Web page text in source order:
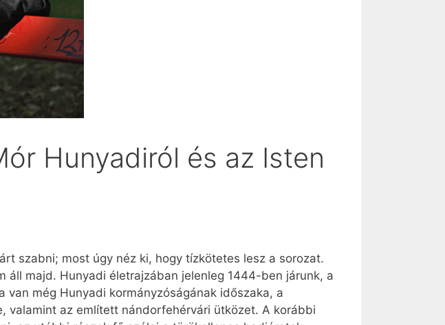
Hunyadiról és az Isten
szabni; most úgy néz ki, hogy tízkötetes lesz a sorozat.
majd. Hunyadi életrajzában jelenleg 1444-ben járunk, a
még Hunyadi kormányzóságának időszaka, a
valamint az említett nándorfehérvári ütközet. A korábbi